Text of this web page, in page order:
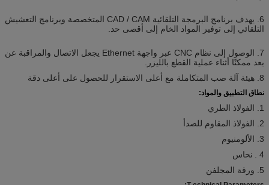
6. يهدف برنامج البرمجة التلقائية CAD / CAM المتخصصة وبرنامج التعشيش
التلقائي إلى توفير المواد الخام إلى أقصى حد.
7. الوصول إلى نظام CNC عبر واجهة Ethernet يجعل الاتصال والمراقبة عن
بعد ممكنًا أثناء عملية القطع بالليزر.
8. هيئة آلة صب المتكاملة مع أعلى الاستقرار للحصول على أعلى دقة
نطاق التطبيق والمواد:
1. الفولاذ الطري
2. الفولاذ المقاوم للصدأ
3. الألومنيوم
4
نحاس
5. ورقة المجلفن